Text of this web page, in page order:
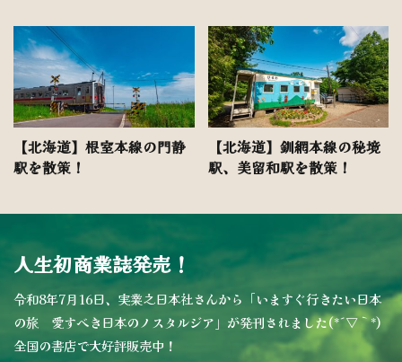
【北海道】根室本線の門静
駅を散策！
【北海道】釧網本線の秘境
駅、美留和駅を散策！
人生初商業誌発売！
令和8年7月16日、実業之日本社さんから「いますぐ行きたい日本
の旅 愛すべき日本のノスタルジア」が発刊されました(*´▽｀*)
全国の書店で大好評販売中！